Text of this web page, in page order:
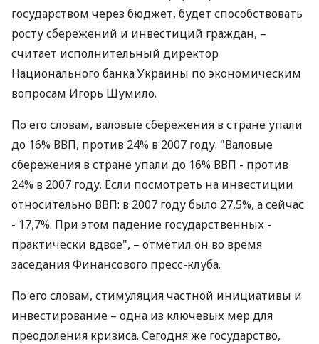
государством через бюджет, будет способствовать
росту сбережений и инвестиций граждан, –
считает исполнительный директор
Национального банка Украины по экономическим
вопросам Игорь Шумило.
По его словам, валовые сбережения в стране упали
до 16% ВВП, против 24% в 2007 году. "Валовые
сбережения в стране упали до 16% ВВП - против
24% в 2007 году. Если посмотреть на инвестиции
относительно ВВП: в 2007 году было 27,5%, а сейчас
- 17,7%. При этом падение государственных -
практически вдвое", – отметил он во время
заседания Финансового пресс-клуба.
По его словам, стимуляция частной инициативы и
инвестирование – одна из ключевых мер для
преодоления кризиса. Сегодня же государство,